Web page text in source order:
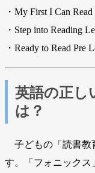
・My First I Can
・Step into Reading
・Ready to Read Pre
英語の正し
は？
子どもの「読書教
す。「フォニックス